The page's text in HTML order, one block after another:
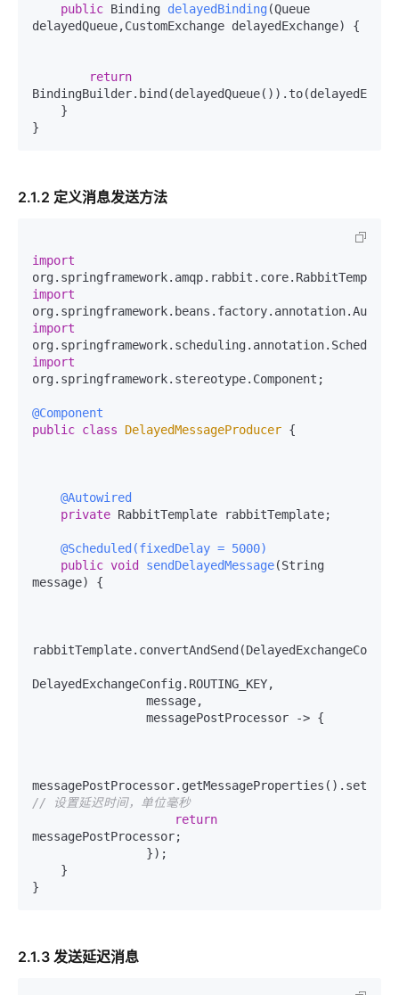
public Binding delayedBinding (Queue
delayedQueue,CustomExchange delayedExchange)
{
return
2.1.2 定义消息发送方法
import
import
import
import
org.springframework.stereotype.Component;
@Component
public class DelayedMessageProducer {
@Autowired
private RabbitTemplate rabbitTemplate;
@Scheduled(fixedDelay = 5000)
public void sendDelayedMessage(String
message)
{
DelayedExchangeConfig.ROUTING_KEY,
// 设置延迟时间，单位毫秒
return
messagePostProcessor;
2.1.3 发送延迟消息